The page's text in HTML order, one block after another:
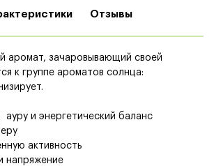
Отзывы
аромат, зачаровывающий своей
к группе ароматов солнца:
ауру и энергетический баланс
активность
напряжение